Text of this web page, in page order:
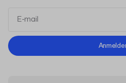
Allgemeinen